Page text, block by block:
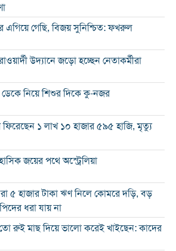
এগিয়ে গেছি, বিজয় সুনিশ্চিত: ফখরুল
উদ্যানে জড়ো হচ্ছেন নেতাকর্মীরা
ডেকে নিয়ে শিশুর দিকে কু-নজর
ফিরেছেন ১ লাখ ১০ হাজার ৫৯৫ হাজি, মৃত্যু
জয়ের পথে অস্ট্রেলিয়া
৫ হাজার টাকা ঋণ নিলে কোমরে দড়ি, বড়
ধরা যায় না
রুই মাছ দিয়ে ভালো করেই খাইছেন: কাদের